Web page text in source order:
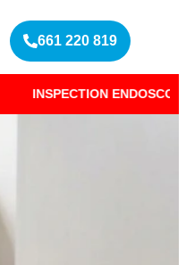
661 220 819
ENDOSCOPIQUE